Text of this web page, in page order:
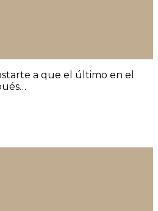
a que el último en el